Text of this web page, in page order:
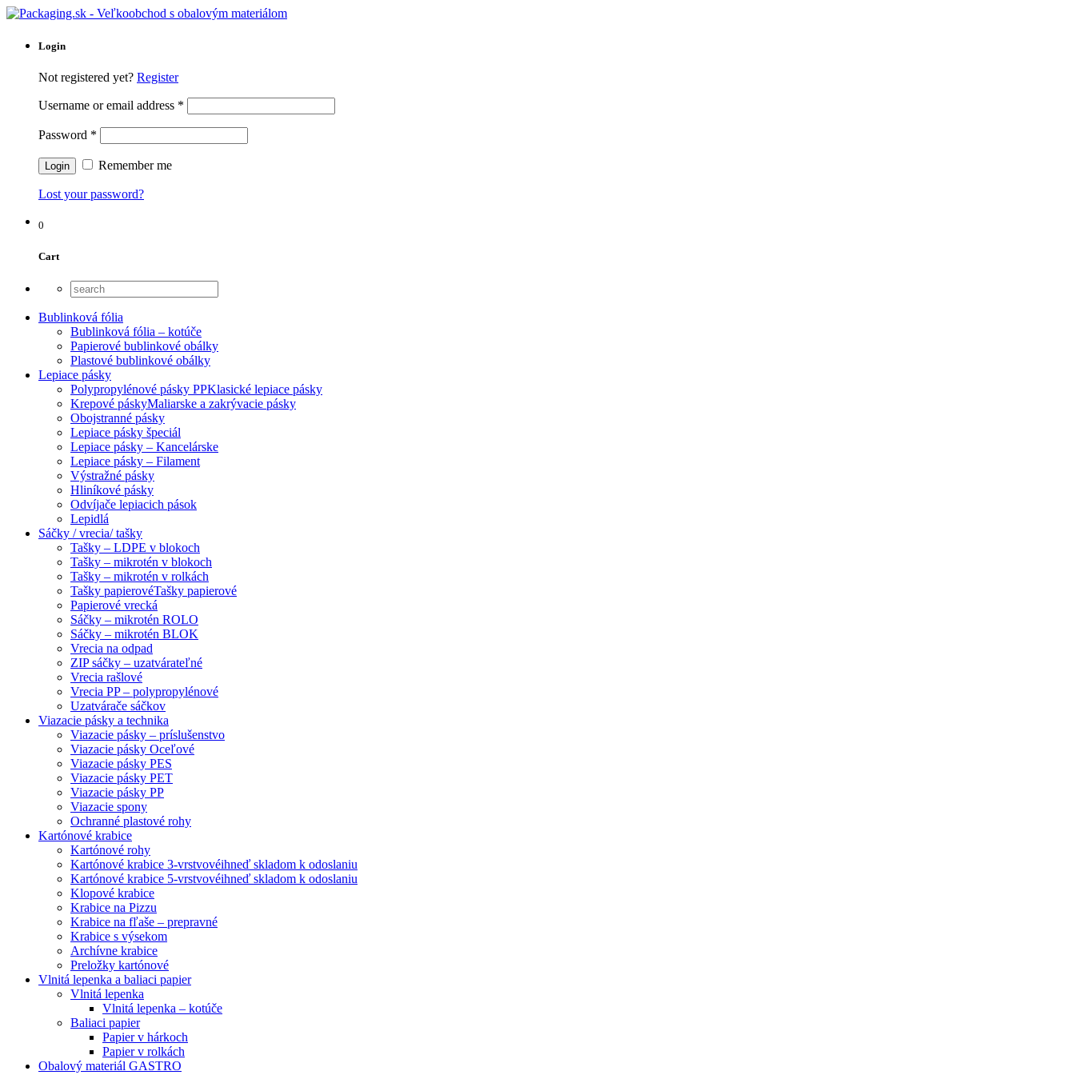
Login
Not registered yet? Register
Username or email address *
Password *
Remember me
Lost your password?
0
Cart
Bublinková fólia
Bublinková fólia – kotúče
Papierové bublinkové obálky
Plastové bublinkové obálky
Lepiace pásky
Polypropylénové pásky PPKlasické lepiace pásky
Krepové páskyMaliarske a zakrývacie pásky
Obojstranné pásky
Lepiace pásky špeciál
Lepiace pásky – Kancelárske
Lepiace pásky – Filament
Výstražné pásky
Hliníkové pásky
Odvíjače lepiacich pások
Lepidlá
Sáčky / vrecia/ tašky
Tašky – LDPE v blokoch
Tašky – mikrotén v blokoch
Tašky – mikrotén v rolkách
Tašky papierovéTašky papierové
Papierové vrecká
Sáčky – mikrotén ROLO
Sáčky – mikrotén BLOK
Vrecia na odpad
ZIP sáčky – uzatvárateľné
Vrecia rašlové
Vrecia PP – polypropylénové
Uzatvárače sáčkov
Viazacie pásky a technika
Viazacie pásky – príslušenstvo
Viazacie pásky Oceľové
Viazacie pásky PES
Viazacie pásky PET
Viazacie pásky PP
Viazacie spony
Ochranné plastové rohy
Kartónové krabice
Kartónové rohy
Kartónové krabice 3-vrstvovéihneď skladom k odoslaniu
Kartónové krabice 5-vrstvovéihneď skladom k odoslaniu
Klopové krabice
Krabice na Pizzu
Krabice na fľaše – prepravné
Krabice s výsekom
Archívne krabice
Preložky kartónové
Vlnitá lepenka a baliaci papier
Vlnitá lepenka
Vlnitá lepenka – kotúče
Baliaci papier
Papier v hárkoch
Papier v rolkách
Obalový materiál GASTRO